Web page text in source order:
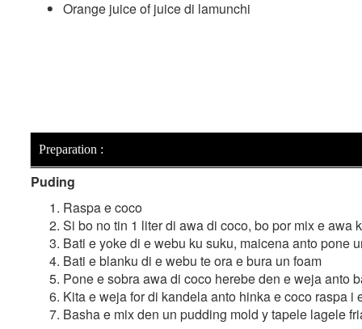
Orange juice of juice di lamunchi
Preparation :
Puding
Raspa e coco
Si bo no tin 1 liter di awa di coco, bo por mix e awa
Bati e yoke di e webu ku suku, maicena anto pone
Bati e blanku di e webu te ora e bura un foam
Pone e sobra awa di coco herebe den e weja anto
Kita e weja for di kandela anto hinka e coco raspa i
Basha e mix den un pudding mold y tapele lagele